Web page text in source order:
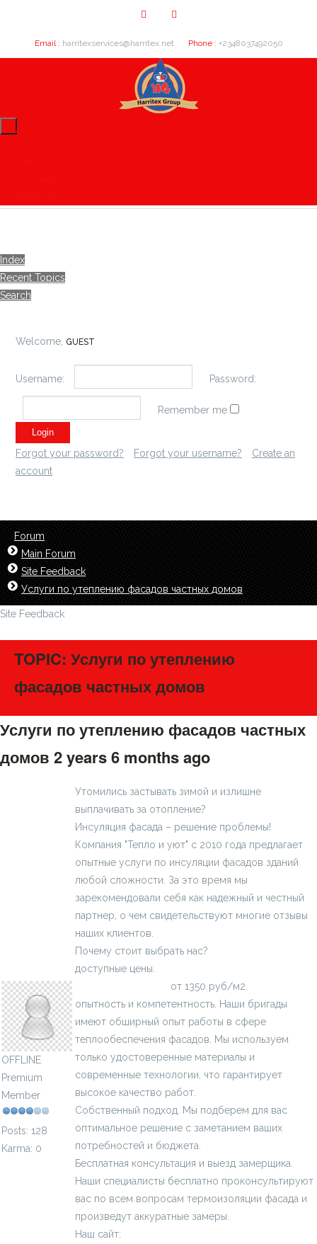
Email : harritexservices@harritex.net Phone : +2348037492050
Index
Recent Topics
Search
Welcome, GUEST
Username: Password:
Remember me
Forgot your password? Forgot your username?
Create an
account
Forum
Main Forum
Site Feedback
Услуги по утеплению фасадов частных домов
Site Feedback
TOPIC: Услуги по утеплению
фасадов частных домов
Услуги по утеплению фасадов частных
домов 2 years 6 months ago
OFFLINE
Premium
Member
Posts: 128
Karma: 0
Утомились застывать зимой и излишне
выплачивать за отопление?
Инсуляция фасада – решение проблемы!
Компания "Тепло и уют" с 2010 года предлагает
опытные услуги по инсуляции фасадов зданий
любой сложности. За это время мы
зарекомендовали себя как надежный и честный
партнер, о чем свидетельствуют многие отзывы
наших клиентов.
Почему стоит выбрать нас?
доступные цены.
от 1350 руб/м2.
опытность и компетентность. Наши бригады
имеют обширный опыт работы в сфере
теплообеспечения фасадов. Мы используем
только удостоверенные материалы и
современные технологии, что гарантирует
высокое качество работ.
Собственный подход. Мы подберем для вас
оптимальное решение с заметанием ваших
потребностей и бюджета.
Бесплатная консультация и выезд замерщика.
Наши специалисты бесплатно проконсультируют
вас по всем вопросам термоизоляции фасада и
произведут аккуратные замеры.
Наш сайт: